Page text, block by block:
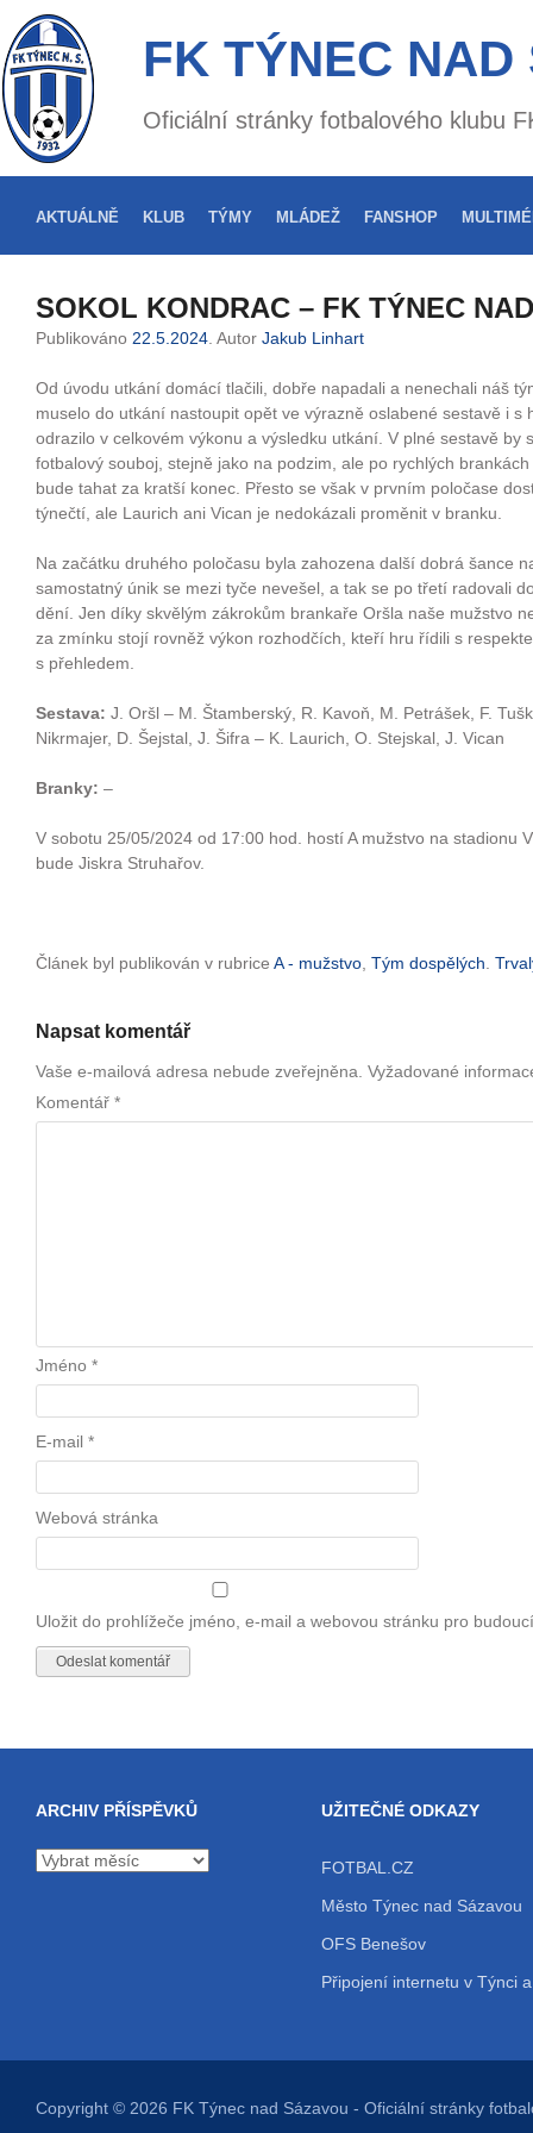
FK TÝNEC NAD
Oficiální stránky fotbalového klubu
AKTUÁLNĚ KLUB TÝMY MLÁDEŽ FANSHOP
SOKOL KONDRAC – FK TÝNEC
Publikováno 22.5.2024 . Autor Jakub Linhart
Od úvodu utkání domácí tlačili, dobře napadali a nenechali náš
muselo do utkání nastoupit opět ve výrazně oslabené sestavě i s
odrazilo v celkovém výkonu a výsledku utkání. V plné sestavě by
fotbalový souboj, stejně jako na podzim, ale po rychlých
bude tahat za kratší konec. Přesto se však v prvním poločase
týnečtí, ale Laurich ani Vican je nedokázali proměnit v branku.
Na začátku druhého poločasu byla zahozena další dobrá šance
samostatný únik se mezi tyče nevešel, a tak se po třetí radovali
dění. Jen díky skvělým zákrokům brankaře Oršla naše mužstvo
za zmínku stojí rovněž výkon rozhodčích, kteří hru řídili s
s přehledem.
Sestava: J. Oršl – M. Štamberský, R. Kavoň, M. Petrášek, F.
Nikrmajer, D. Šejstal, J. Šifra – K. Laurich, O. Stejskal, J. Vican
Branky: –
V sobotu 25/05/2024 od 17:00 hod. hostí A mužstvo na stadionu
bude Jiskra Struhařov.
Článek byl publikován v rubrice A - mužstvo Tým dospělých
Napsat komentář
Vaše e-mailová adresa nebude zveřejněna. Vyžadované
Komentář *
Jméno *
E-mail *
Webová stránka
Uložit do prohlížeče jméno, e-mail a webovou stránku pro
ARCHIV PŘÍSPĚVKŮ
Archiv
UŽITEČNÉ ODKAZY
FOTBAL.CZ
Město Týnec nad Sázavou
OFS Benešov
Připojení internetu v Týnci
Copyright © 2026 FK Týnec nad Sázavou - Oficiální stránky